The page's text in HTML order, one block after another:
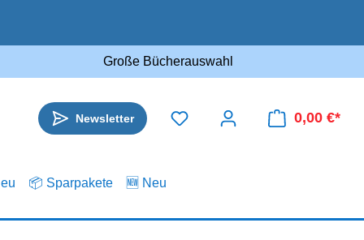
Große Bücherauswahl
Newsletter 0,00 €*
📦 Sparpakete 🆕 Neu